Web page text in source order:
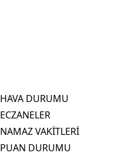
HAVA DURUMU
ECZANELER
NAMAZ VAKİTLERİ
PUAN DURUMU